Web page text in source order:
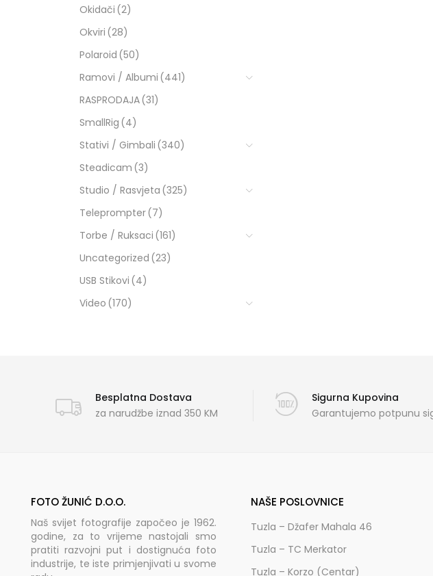
Okidači (2)
Okviri (28)
Polaroid (50)
Ramovi / Albumi (441)
RASPRODAJA(31)
SmallRig (4)
Stativi / Gimbali (340)
Steadicam (3)
Studio / Rasvjeta (325)
Teleprompter(7)
Torbe / Ruksaci (161)
Uncategorized (23)
USB Stikovi (4)
Video (170)
Besplatna Dostava
za narudžbe iznad 350 KM
Sigurna Kupovina
Garantujemo potpunu
FOTO ŽUNIĆ D.O.O.
Naš svijet fotografije započeo je 1962.
godine, za to vrijeme nastojali smo
pratiti razvojni put i dostignuća foto
industrije, te iste primjenjivati u svome
NAŠE POSLOVNICE
Tuzla – Džafer Mahala 46
Tuzla – TC Merkator
Tuzla – Korzo (Centar)